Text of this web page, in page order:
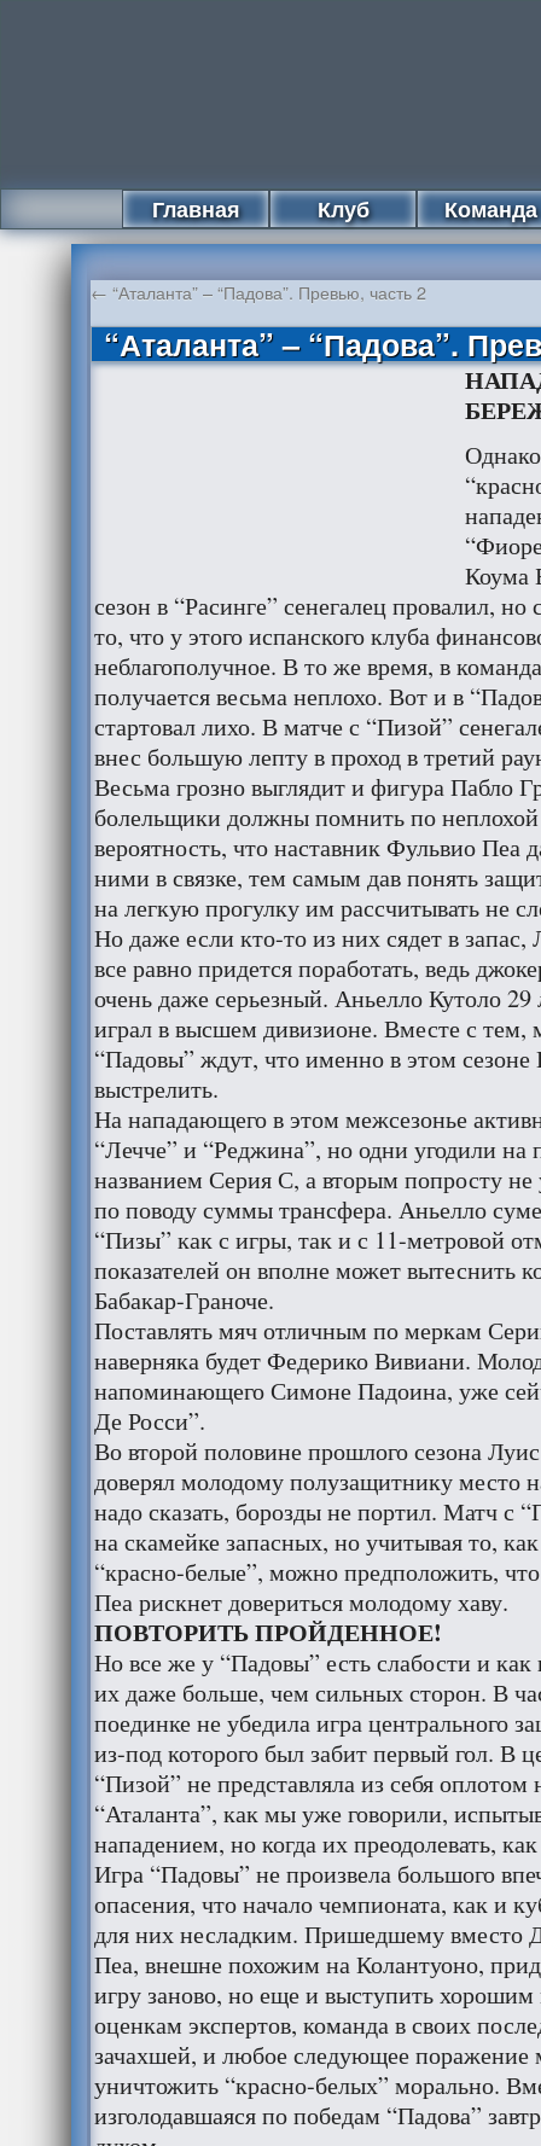
Главная Клуб Команда
← “Аталанта” – “Падова”. Превью, часть 2
“Аталанта” – “Падова”.
Коума
сезон в “Расинге” сенегалец провалил, но
то, что у этого испанского клуба
неблагополучное. В то же время, в
получается весьма неплохо. Вот и в
стартовал лихо. В матче с “Пизой”
внес большую лепту в проход в третий
Весьма грозно выглядит и фигура Пабло
болельщики должны помнить по неплохой
вероятность, что наставник Фульвио Пеа
ними в связке, тем самым дав понять
на легкую прогулку им рассчитывать не
Но даже если кто-то из них сядет в
все равно придется поработать, ведь
очень даже серьезный. Аньелло Кутоло 29
играл в высшем дивизионе. Вместе с тем,
“Падовы” ждут, что именно в этом сезоне
выстрелить.
На нападающего в этом межсезонье
“Лечче” и “Реджина”, но одни угодили на
названием Серия С, а вторым попросту не
по поводу суммы трансфера. Аньелло
“Пизы” как с игры, так и с 11-метровой
показателей он вполне может вытеснить
Бабакар-Граноче.
Поставлять мяч отличным по меркам
наверняка будет Федерико Вивиани.
напоминающего Симоне Падоина, уже
Де Росси”.
Во второй половине прошлого сезона
доверял молодому полузащитнику место
надо сказать, борозды не портил. Матч с
на скамейке запасных, но учитывая то,
“красно-белые”, можно предположить,
Пеа рискнет довериться молодому хаву.
ПОВТОРИТЬ ПРОЙДЕННОЕ!
Но все же у “Падовы” есть слабости и
их даже больше, чем сильных сторон. В
поединке не убедила игра центрального
из-под которого был забит первый гол. В
“Пизой” не представляла из себя
“Аталанта”, как мы уже говорили,
нападением, но когда их преодолевать,
Игра “Падовы” не произвела большого
опасения, что начало чемпионата, как и
для них несладким. Пришедшему вместо
Пеа, внешне похожим на Колантуоно,
игру заново, но еще и выступить
оценкам экспертов, команда в своих
зачахшей, и любое следующее поражение
уничтожить “красно-белых” морально.
изголодавшаяся по победам “Падова”